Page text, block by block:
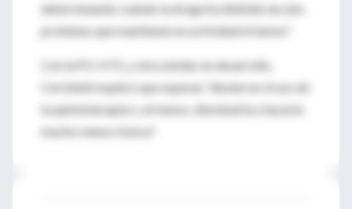
determinando cuándo la droga ha inhibido las dos
proteínas que mantienen en actividad el tumor."
Con la PU-H71, y otra similar en desarrollo,
Cerchietti explicó que esperan "desterrar el uso de
la quimioterapia o, al menos, disminuirla y hacerla
mucho menos tóxica".